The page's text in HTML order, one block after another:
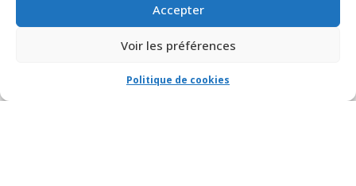
Accepter
Voir les préférences
Politique de cookies